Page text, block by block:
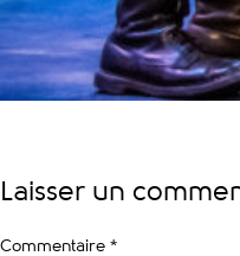
Laisser un
Commentaire *